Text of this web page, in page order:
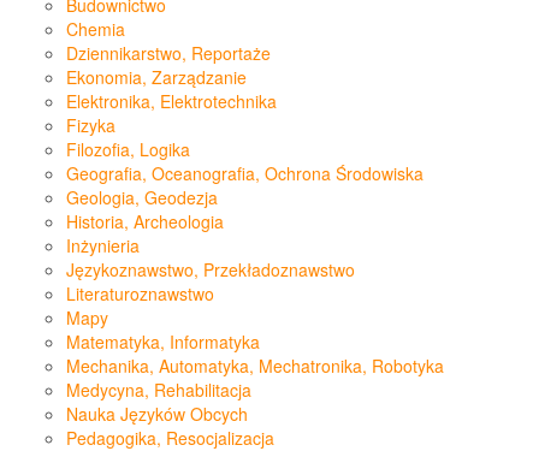
Budownictwo
Chemia
Dziennikarstwo, Reportaże
Ekonomia, Zarządzanie
Elektronika, Elektrotechnika
Fizyka
Filozofia, Logika
Geografia, Oceanografia, Ochrona Środowiska
Geologia, Geodezja
Historia, Archeologia
Inżynieria
Językoznawstwo, Przekładoznawstwo
Literaturoznawstwo
Mapy
Matematyka, Informatyka
Mechanika, Automatyka, Mechatronika, Robotyka
Medycyna, Rehabilitacja
Nauka Języków Obcych
Pedagogika, Resocjalizacja